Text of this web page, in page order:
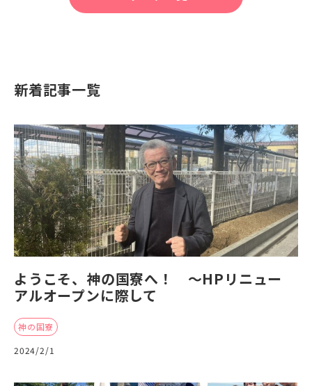
新着記事一覧
ようこそ、神の国寮へ！ ～HPリニュー
アルオープンに際して
神の国寮
2024/2/1